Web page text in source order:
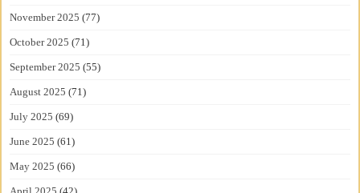
November 2025 (77)
October 2025 (71)
September 2025 (55)
August 2025 (71)
July 2025 (69)
June 2025 (61)
May 2025 (66)